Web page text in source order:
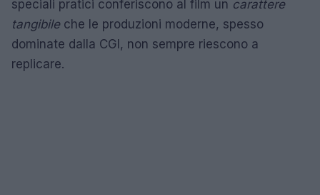
speciali pratici conferiscono al film un carattere
tangibileche le produzioni moderne, spesso
dominate dalla CGI, non sempre riescono a
replicare.